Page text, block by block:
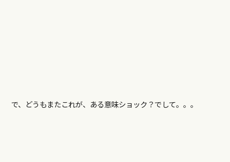
で、どうもまたこれが、ある意味ショック？でして。。。